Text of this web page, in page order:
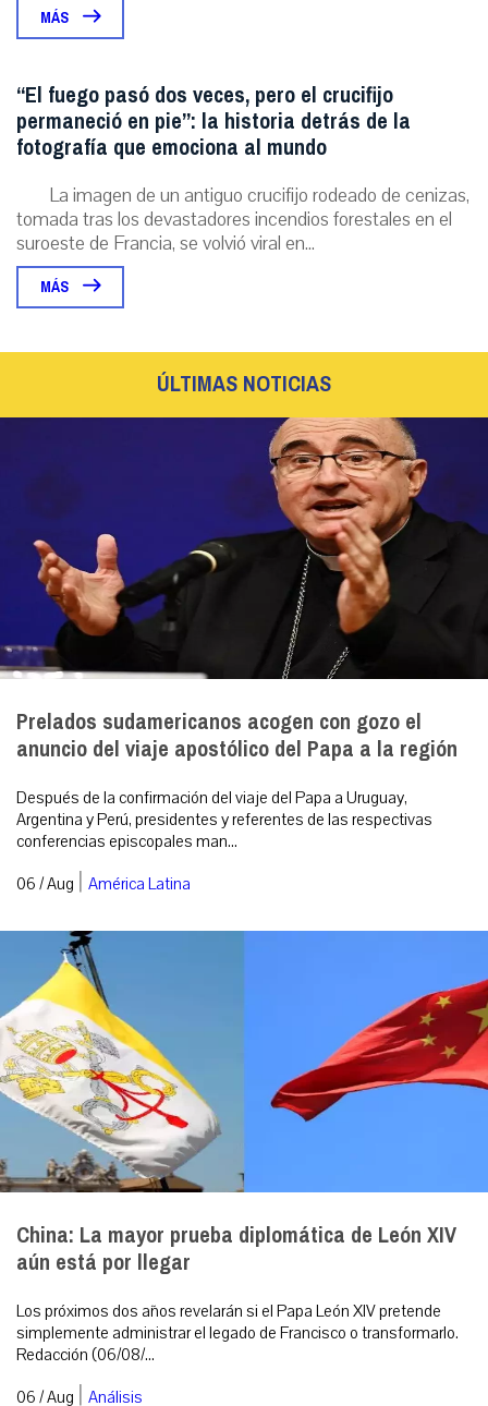
MÁS
“El fuego pasó dos veces, pero el crucifijo
permaneció en pie”: la historia detrás de la
fotografía que emociona al mundo
La imagen de un antiguo crucifijo rodeado de cenizas,
tomada tras los devastadores incendios forestales en el
suroeste de Francia, se volvió viral en...
MÁS
ÚLTIMAS NOTICIAS
Prelados sudamericanos acogen con gozo el
anuncio del viaje apostólico del Papa a la región
Después de la confirmación del viaje del Papa a Uruguay,
Argentina y Perú, presidentes y referentes de las respectivas
conferencias episcopales man...
06 / Aug | América Latina
China: La mayor prueba diplomática de León XIV
aún está por llegar
Los próximos dos años revelarán si el Papa León XIV pretende
simplemente administrar el legado de Francisco o transformarlo.
Redacción (06/08/...
06 / Aug | Análisis